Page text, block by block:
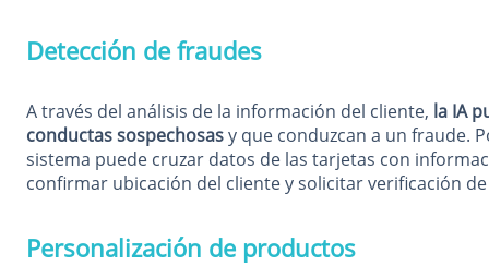
Detección de fraudes
A través del análisis de la información del cliente, la IA
conductas sospechosasy que conduzcan a un fraude.
sistema puede cruzar datos de las tarjetas con
confirmar ubicación del cliente y solicitar verificación
Personalización de productos